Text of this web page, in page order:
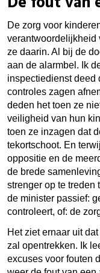
De zorg voor
verantwoordelijkheid
ze daarin. Al bij de
aan de alarmbel. Ik
inspectiedienst deed
controles zagen
deden het toen ze
veiligheid van hun
toen ze inzagen dat
tekortschoot. En
oppositie en de
de brede
strenger op te treden
de minister passief:
controleert, of: de
Het ziet ernaar uit
zal opentrekken. Ik
excuses voor fouten